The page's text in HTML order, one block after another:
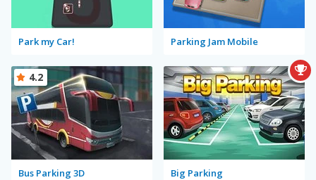
Park my Car! Parking Jam Mobile
Bus Parking 3D
4.2
Big Parking